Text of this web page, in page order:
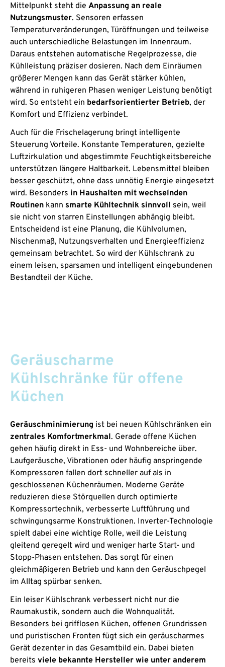
Mittelpunkt steht die Anpassung an reale
Nutzungsmuster. Sensoren erfassen
Temperaturveränderungen, Türöffnungen und teilweise
auch unterschiedliche Belastungen im Innenraum.
Daraus entstehen automatische Regelprozesse, die
Kühlleistung präziser dosieren. Nach dem Einräumen
größerer Mengen kann das Gerät stärker kühlen,
während in ruhigeren Phasen weniger Leistung benötigt
wird. So entsteht ein bedarfsorientierter Betrieb, der
Komfort und Effizienz verbindet.
Auch für die Frischelagerung bringt intelligente
Steuerung Vorteile. Konstante Temperaturen, gezielte
Luftzirkulation und abgestimmte Feuchtigkeitsbereiche
unterstützen längere Haltbarkeit. Lebensmittel bleiben
besser geschützt, ohne dass unnötig Energie eingesetzt
wird. Besonders in Haushalten mit wechselnden
Routinen kann smarte Kühltechnik sinnvoll sein, weil
sie nicht von starren Einstellungen abhängig bleibt.
Entscheidend ist eine Planung, die Kühlvolumen,
Nischenmaß, Nutzungsverhalten und Energieeffizienz
gemeinsam betrachtet. So wird der Kühlschrank zu
einem leisen, sparsamen und intelligent eingebundenen
Bestandteil der Küche.
Geräuscharme
Kühlschränke für offene
Küchen
Geräuschminimierung ist bei neuen Kühlschränken ein
zentrales Komfortmerkmal. Gerade offene Küchen
gehen häufig direkt in Ess- und Wohnbereiche über.
Laufgeräusche, Vibrationen oder häufig anspringende
Kompressoren fallen dort schneller auf als in
geschlossenen Küchenräumen. Moderne Geräte
reduzieren diese Störquellen durch optimierte
Kompressortechnik, verbesserte Luftführung und
schwingungsarme Konstruktionen. Inverter-Technologie
spielt dabei eine wichtige Rolle, weil die Leistung
gleitend geregelt wird und weniger harte Start- und
Stopp-Phasen entstehen. Das sorgt für einen
gleichmäßigeren Betrieb und kann den Geräuschpegel
im Alltag spürbar senken.
Ein leiser Kühlschrank verbessert nicht nur die
Raumakustik, sondern auch die Wohnqualität.
Besonders bei grifflosen Küchen, offenen Grundrissen
und puristischen Fronten fügt sich ein geräuscharmes
Gerät dezenter in das Gesamtbild ein. Dabei bieten
bereits viele bekannte Hersteller wie unter anderem